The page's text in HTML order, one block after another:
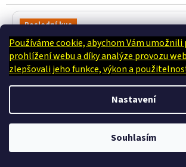
Používáme cookie, abychom Vám umožnili
prohlížení webu a díky analýze provozu
zlepšovali jeho funkce, výkon a
Nastavení
Souhlasím
JSME ČESKÝ E-SHOP. TO CO JE UVEDENO SKLADEM - JE
Poslední kus